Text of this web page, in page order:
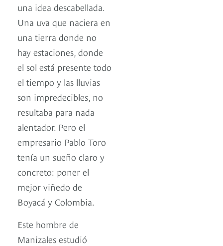
una idea descabellada.
Una uva que naciera en
una tierra donde no
hay estaciones, donde
el sol está presente todo
el tiempo y las lluvias
son impredecibles, no
resultaba para nada
alentador. Pero el
empresario Pablo Toro
tenía un sueño claro y
concreto: poner el
mejor viñedo de
Boyacá y Colombia.
Este hombre de
Manizales estudió